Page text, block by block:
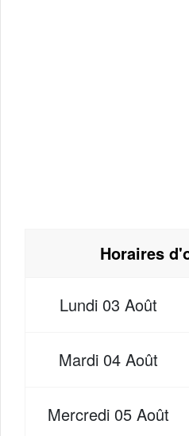
Horaires
Lundi 03 Août
Mardi 04 Août
Mercredi 05 Août